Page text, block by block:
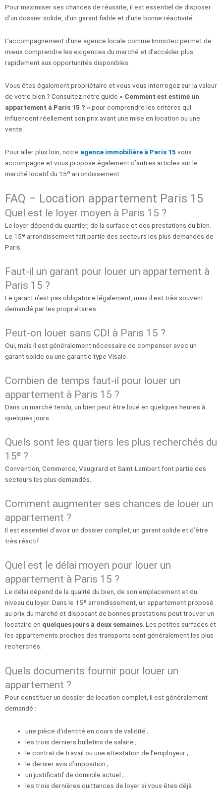
Pour maximiser ses chances de réussite, il est essentiel de disposer
d’un dossier solide, d’un garant fiable et d’une bonne réactivité.
L’accompagnement d’une agence locale comme Immotec permet de
mieux comprendre les exigences du marché et d’accéder plus
rapidement aux opportunités disponibles.
Vous êtes également propriétaire et vous vous interrogez sur la valeur
de votre bien ? Consultez notre guide « Comment est estimé un
appartement à Paris 15 ? »pour comprendre les critères qui
influencent réellement son prix avant une mise en location ou une
vente.
Pour aller plus loin, notre agence immobilière à Paris 15 vous
accompagne et vous propose également d’autres articles sur le
marché locatif du 15ᵉ arrondissement.
FAQ – Location appartement Paris 15
Quel est le loyer moyen à Paris 15 ?
Le loyer dépend du quartier, de la surface et des prestations du bien.
Le 15ᵉ arrondissement fait partie des secteurs les plus demandés de
Paris.
Faut-il un garant pour louer un appartement à
Paris 15 ?
Le garant n’est pas obligatoire légalement, mais il est très souvent
demandé par les propriétaires.
Peut-on louer sans CDI à Paris 15 ?
Oui, mais il est généralement nécessaire de compenser avec un
garant solide ou une garantie type Visale.
Combien de temps faut-il pour louer un
appartement à Paris 15 ?
Dans un marché tendu, un bien peut être loué en quelques heures à
quelques jours.
Quels sont les quartiers les plus recherchés du
15ᵉ ?
Convention, Commerce, Vaugirard et Saint-Lambert font partie des
secteurs les plus demandés.
Comment augmenter ses chances de louer un
appartement ?
Il est essentiel d’avoir un dossier complet, un garant solide et d’être
très réactif.
Quel est le délai moyen pour louer un
appartement à Paris 15 ?
Le délai dépend de la qualité du bien, de son emplacement et du
niveau du loyer. Dans le 15ᵉ arrondissement, un appartement proposé
au prix du marché et disposant de bonnes prestations peut trouver un
locataire en quelques jours à deux semaines . Les petites surfaces et
les appartements proches des transports sont généralement les plus
recherchés.
Quels documents fournir pour louer un
appartement ?
Pour constituer un dossier de location complet, il est généralement
demandé :
une pièce d’identité en cours de validité ;
les trois derniers bulletins de salaire ;
le contrat de travail ou une attestation de l’employeur ;
le dernier avis d’imposition ;
un justificatif de domicile actuel ;
les trois dernières quittances de loyer si vous êtes déjà